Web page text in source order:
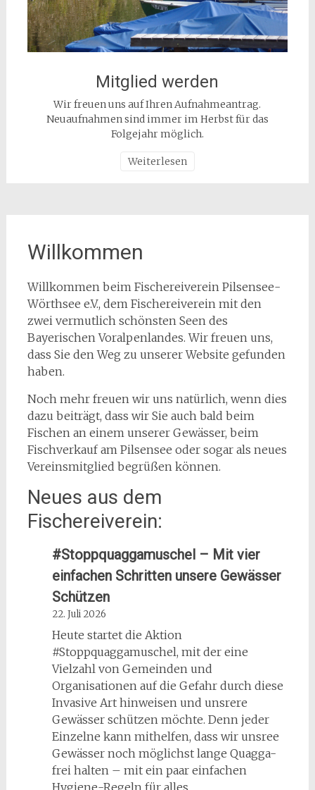
Mitglied werden
Wir freuen uns auf Ihren Aufnahmeantrag.
Neuaufnahmen sind immer im Herbst für das
Folgejahr möglich.
Weiterlesen
Willkommen
Willkommen beim Fischereiverein Pilsensee-
Wörthsee e.V., dem Fischereiverein mit den
zwei vermutlich schönsten Seen des
Bayerischen Voralpenlandes. Wir freuen uns,
dass Sie den Weg zu unserer Website gefunden
haben.
Noch mehr freuen wir uns natürlich, wenn dies
dazu beiträgt, dass wir Sie auch bald beim
Fischen an einem unserer Gewässer, beim
Fischverkauf am Pilsensee oder sogar als neues
Vereinsmitglied begrüßen können.
Neues aus dem
Fischereiverein:
#Stoppquaggamuschel – Mit vier
einfachen Schritten unsere Gewässer
Schützen
22. Juli 2026
Heute startet die Aktion
#Stoppquaggamuschel, mit der eine
Vielzahl von Gemeinden und
Organisationen auf die Gefahr durch diese
Invasive Art hinweisen und unsrere
Gewässer schützen möchte. Denn jeder
Einzelne kann mithelfen, dass wir unsree
Gewässer noch möglichst lange Quagga-
frei halten – mit ein paar einfachen
Hygiene-Regeln für alles